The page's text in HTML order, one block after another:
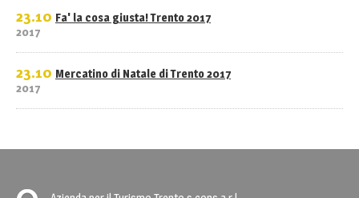
23.10
2017
Fa' la cosa giusta! Trento 2017
23.10
2017
Mercatino di Natale di Trento 2017